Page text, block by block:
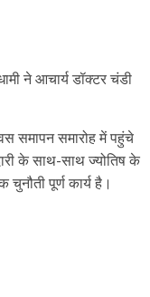
ने आचार्य डॉक्टर चंडी
समापन समारोह में पहुंचे
के साथ-साथ ज्योतिष के
चुनौती पूर्ण कार्य है।